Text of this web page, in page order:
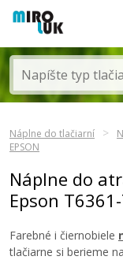
Náplne do tlačiarní
EPSON
Náplne do
Epson
Farebné i čiernobiele
tlačiarne si berieme